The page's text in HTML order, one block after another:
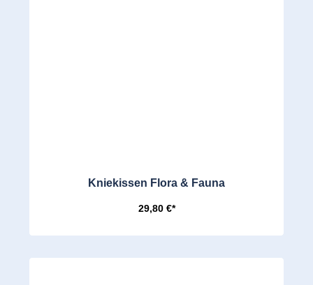
Kniekissen Flora & Fauna
29,80 €*